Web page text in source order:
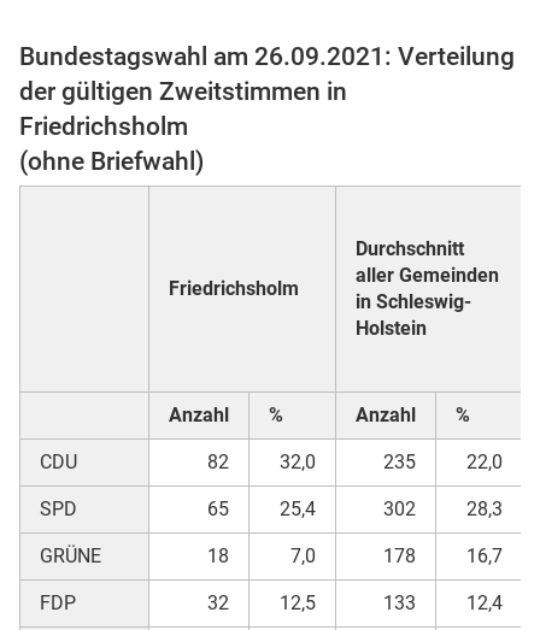
Bundestagswahl am 26.09.2021: Verteilung
der gültigen Zweitstimmen in
Friedrichsholm
(ohne Briefwahl)
Friedrichsholm
Durchschnitt
aller Gemeinden
in Schleswig-
Holstein
Anzahl % Anzahl %
CDU 82 32,0 235 22,0
SPD 65 25,4 302 28,3
GRÜNE 18 7,0 178 16,7
FDP 32 12,5 133 12,4